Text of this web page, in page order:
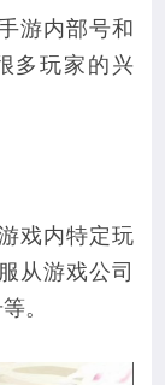
游内部号和
多玩家的兴
戏内特定玩
从游戏公司
。